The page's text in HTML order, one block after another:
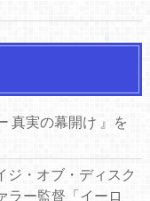
真実の幕開け 』を
ジ・オブ・ディスク
ラー監督「イーロ